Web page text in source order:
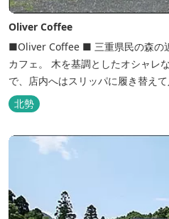
Oliver Coffee
■Oliver Coffee ■ 三重県民の森の近くの、自然豊かな場所にある
カフェ。 木を基調としたオシャレ
で、店内へはスリッパに履き替え
事を楽しめます。 席は店内にテー
があり、お子様連れでも入りやすく居
静かな雰囲気の中で、ゆっくり過
北勢